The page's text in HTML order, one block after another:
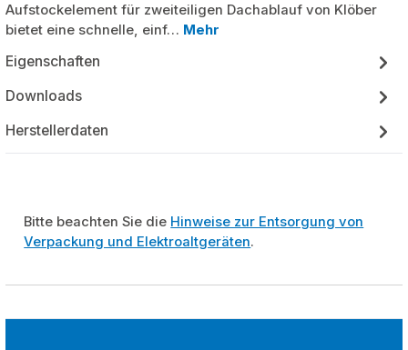
Aufstockelement für zweiteiligen Dachablauf von Klöber
bietet eine schnelle, einf… Mehr
Eigenschaften
Downloads
Herstellerdaten
Bitte beachten Sie die Hinweise zur Entsorgung von
Verpackung und Elektroaltgeräten.